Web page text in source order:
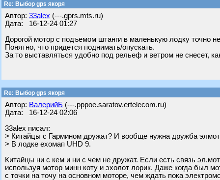
Re: Выбор gps якоря
Автор: 33alex (---.gprs.mts.ru)
Дата: 16-12-24 01:27
Дорогой мотор с подъемом штанги в маленькую лодку точно
Понятно, что придется поднимать/опускать.
За то выставляться удобно под рельеф и ветром не снесет,
Re: Выбор gps якоря
Автор: ВалерийБ (---.pppoe.saratov.ertelecom.ru)
Дата: 16-12-24 02:06
33alex писал:
> Китайцы с Гармином дружат? И вообще нужна дружба
> В лодке ехомап UHD 9.
Китайцы ни с кем и ни с чем не дружат. Если есть связь
используя мотор минн коту и эхолот лорик. Даже когда был
с точки на точу на основном моторе, чем ждать пока